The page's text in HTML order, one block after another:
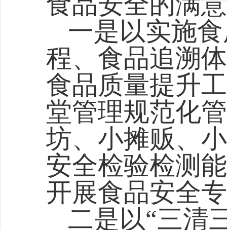
一是以实施
程、食品追溯
食品质量提升
堂管理规范化
坊、小摊贩、
安全检验检测
开展食品安全
二是以“三清